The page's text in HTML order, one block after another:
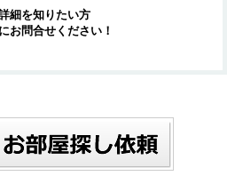
細を知りたい方
お問合せください！